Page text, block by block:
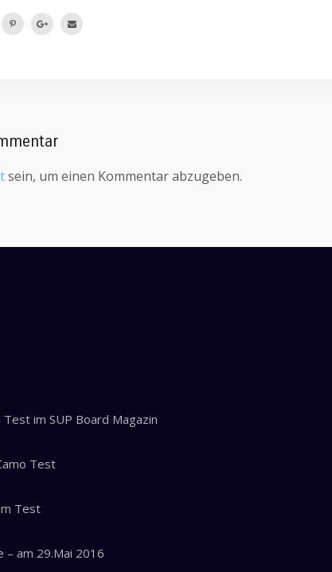
sein, um einen Kommentar abzugeben.
im SUP Board Magazin
Test
Test
am 29.Mai 2016